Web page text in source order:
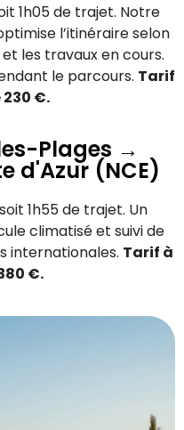
1h05 de trajet. Notre
l’itinéraire selon
les travaux en cours.
le parcours. Tarif
€.
Plages →
d'Azur (NCE)
1h55 de trajet. Un
climatisé et suivi de
internationales. Tarif à
€.